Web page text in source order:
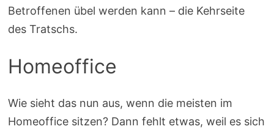
Betroffenen übel werden kann – die Kehrseite
des Tratschs.
Homeoffice
Wie sieht das nun aus, wenn die meisten im
Homeoffice sitzen? Dann fehlt etwas, weil es sich